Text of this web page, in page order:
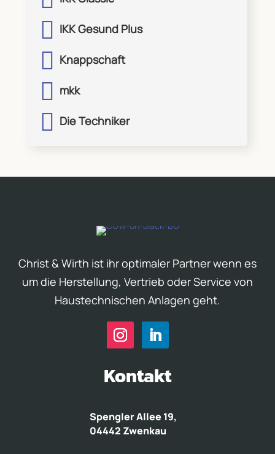
 IKK Gesund Plus
 Knappschaft
 mkk
 Die Techniker
Christ & Wirth ist ihr optimaler Partner wenn es
um die Herstellung, Vertrieb oder Service von
Haustechnischen Anlagen geht.
Kontakt
Spengler Allee 19,
04442 Zwenkau